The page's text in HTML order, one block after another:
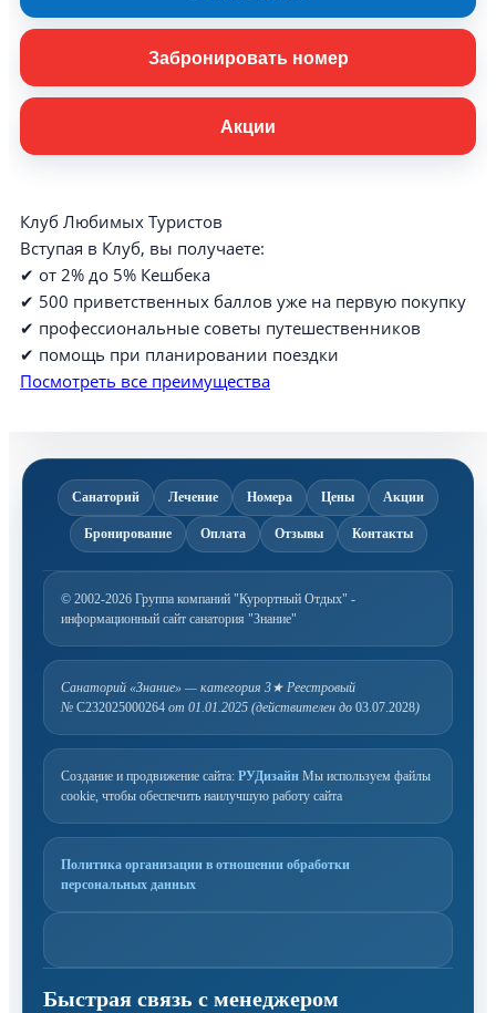
Забронировать номер
Акции
Клуб Любимых Туристов
Вступая в Клуб, вы получаете:
✔ от 2% до 5% Кешбека
✔ 500 приветственных баллов уже на первую покупку
✔ профессиональные советы путешественников
✔ помощь при планировании поездки
Посмотреть все преимущества
Санаторий Лечение Номера Цены Акции
Бронирование Оплата Отзывы Контакты
© 2002-2026 Группа компаний "Курортный Отдых" -
информационный сайт санатория "Знание"
Санаторий «Знание» — категория 3★ Реестровый
№ С232025000264 от 01.01.2025 (действителен до 03.07.2028)
Создание и продвижение сайта: РУДизайн Мы используем файлы
cookie, чтобы обеспечить наилучшую работу сайта
Политика организации в отношении обработки
персональных данных